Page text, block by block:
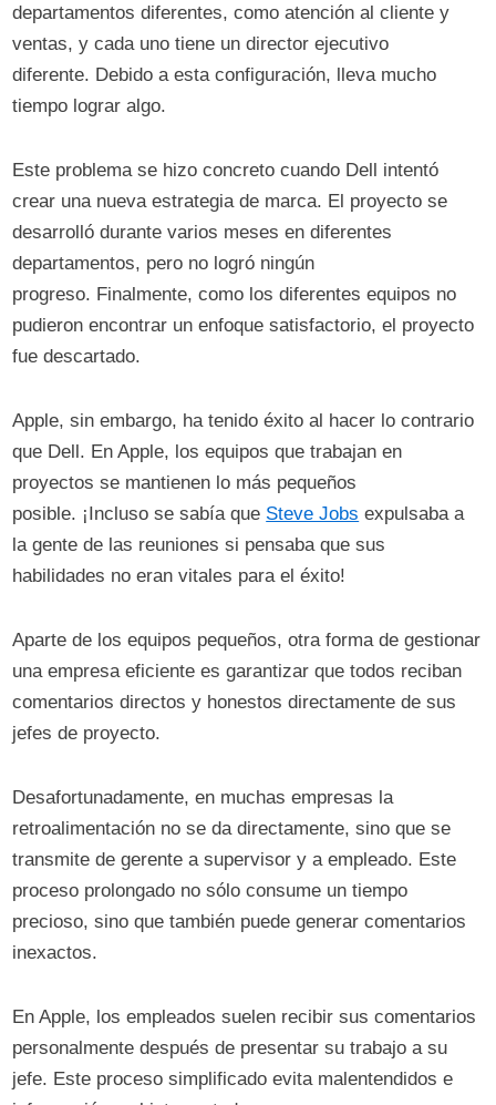
departamentos diferentes, como atención al cliente y
ventas, y cada uno tiene un director ejecutivo
diferente. Debido a esta configuración, lleva mucho
tiempo lograr algo.
Este problema se hizo concreto cuando Dell intentó
crear una nueva estrategia de marca. El proyecto se
desarrolló durante varios meses en diferentes
departamentos, pero no logró ningún
progreso. Finalmente, como los diferentes equipos no
pudieron encontrar un enfoque satisfactorio, el proyecto
fue descartado.
Apple, sin embargo, ha tenido éxito al hacer lo contrario
que Dell. En Apple, los equipos que trabajan en
proyectos se mantienen lo más pequeños
posible. ¡Incluso se sabía que Steve Jobs expulsaba a
la gente de las reuniones si pensaba que sus
habilidades no eran vitales para el éxito!
Aparte de los equipos pequeños, otra forma de gestionar
una empresa eficiente es garantizar que todos reciban
comentarios directos y honestos directamente de sus
jefes de proyecto.
Desafortunadamente, en muchas empresas la
retroalimentación no se da directamente, sino que se
transmite de gerente a supervisor y a empleado. Este
proceso prolongado no sólo consume un tiempo
precioso, sino que también puede generar comentarios
inexactos.
En Apple, los empleados suelen recibir sus comentarios
personalmente después de presentar su trabajo a su
jefe. Este proceso simplificado evita malentendidos e